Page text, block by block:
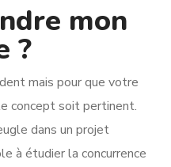
mon
?
mais pour que votre
concept soit pertinent.
dans un projet
à étudier la concurrence